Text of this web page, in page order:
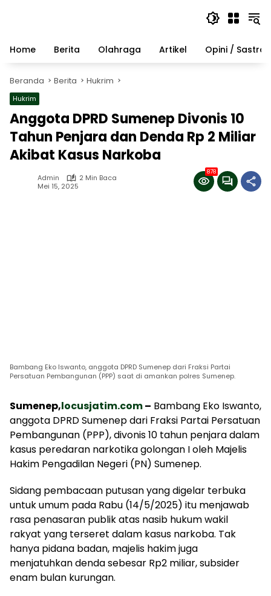
Home
Berita Olahraga Artikel Opini / Sastra
Beranda Berita Hukrim
Hukrim
Anggota DPRD Sumenep Divonis 10
Tahun Penjara dan Denda Rp 2 Miliar
Akibat Kasus Narkoba
Admin
2 Min Baca
Mei 15, 2025
878
Bambang Eko Iswanto, anggota DPRD Sumenep dari Fraksi Partai
Persatuan Pembangunan (PPP) saat di amankan polres Sumenep.
Sumenep,locusjatim.com– Bambang Eko Iswanto,
anggota DPRD Sumenep dari Fraksi Partai Persatuan
Pembangunan (PPP), divonis 10 tahun penjara dalam
kasus peredaran narkotika golongan I oleh Majelis
Hakim Pengadilan Negeri (PN) Sumenep.
Sidang pembacaan putusan yang digelar terbuka
untuk umum pada Rabu (14/5/2025) itu menjawab
rasa penasaran publik atas nasib hukum wakil
rakyat yang terseret dalam kasus narkoba. Tak
hanya pidana badan, majelis hakim juga
menjatuhkan denda sebesar Rp2 miliar, subsider
enam bulan kurungan.